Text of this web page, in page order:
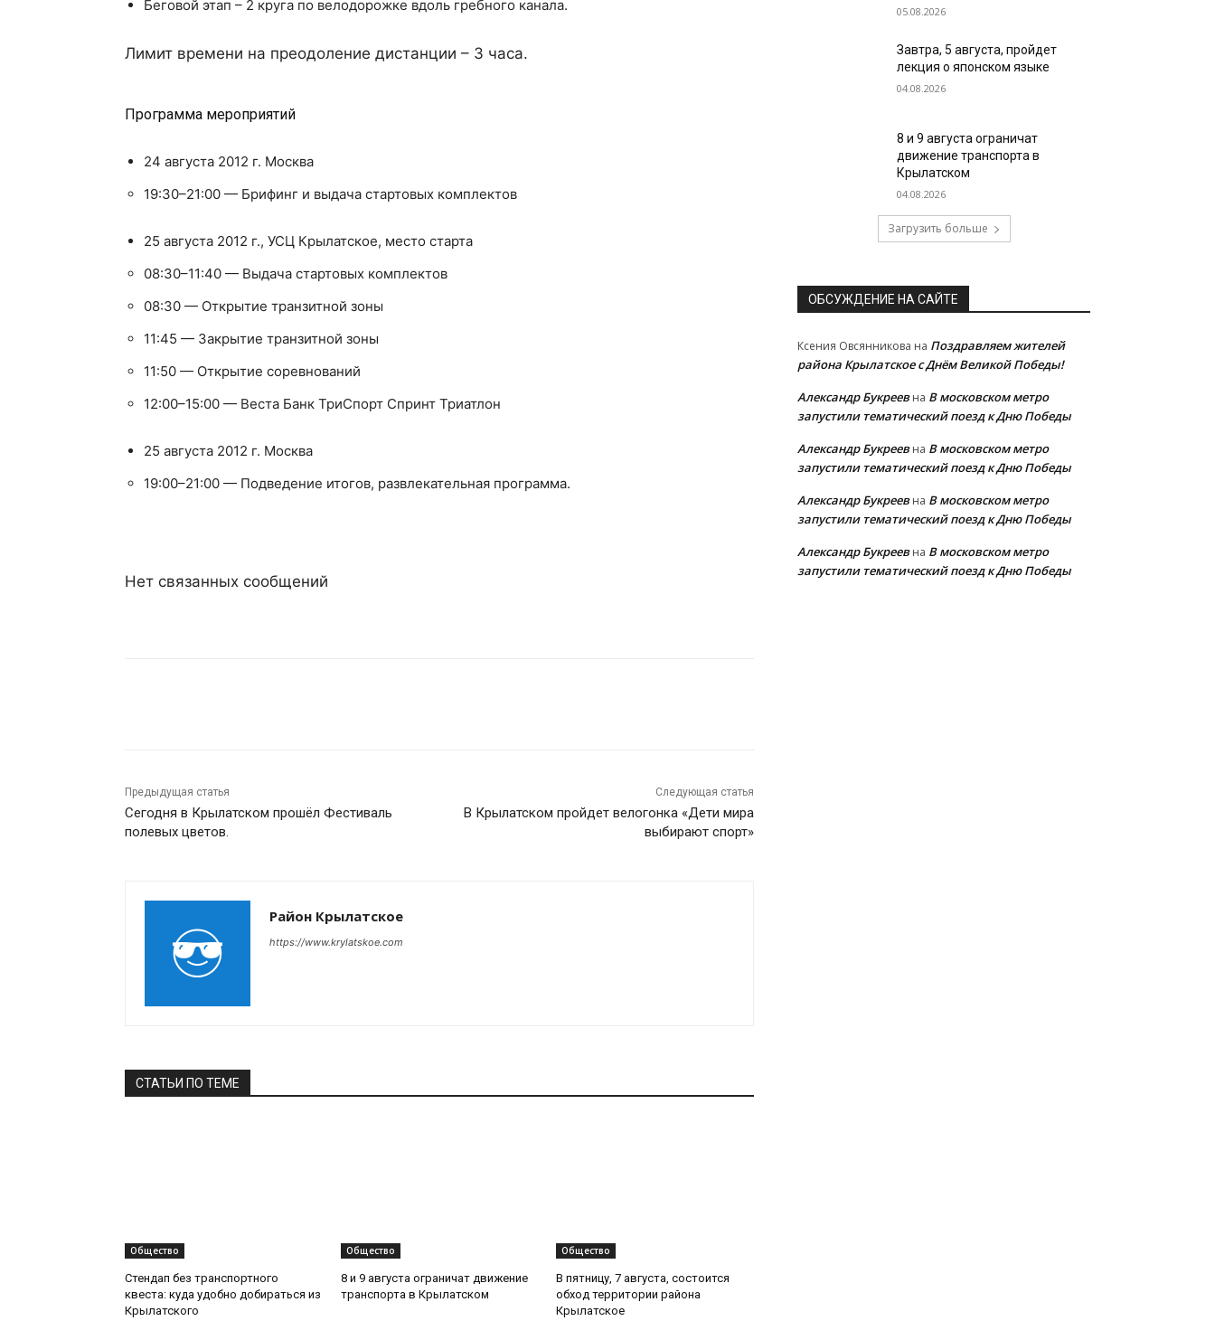
Беговой этап – 2 круга по велодорожке вдоль гребного канала.
Лимит времени на преодоление дистанции – 3 часа.
Программа мероприятий
24 августа 2012 г. Москва
19:30–21:00 — Брифинг и выдача стартовых комплектов
25 августа 2012 г., УСЦ Крылатское, место старта
08:30–11:40 — Выдача стартовых комплектов
08:30 — Открытие транзитной зоны
11:45 — Закрытие транзитной зоны
11:50 — Открытие соревнований
12:00–15:00 — Веста Банк ТриСпорт Спринт Триатлон
25 августа 2012 г. Москва
19:00–21:00 — Подведение итогов, развлекательная программа.
Нет связанных сообщений
Предыдущая статья
Сегодня в Крылатском прошёл Фестиваль
полевых цветов.
Следующая статья
В Крылатском пройдет велогонка «Дети мира
выбирают спорт»
Район Крылатское
https://www.krylatskoe.com
СТАТЬИ ПО ТЕМЕ
Общество
Стендап без транспортного
квеста: куда удобно добираться из
Крылатского
Общество
8 и 9 августа ограничат движение
транспорта в Крылатском
Общество
В пятницу, 7 августа, состоится
обход территории района
Крылатское
05.08.2026
Завтра, 5 августа, пройдет
лекция о японском языке
04.08.2026
8 и 9 августа ограничат
движение транспорта в
Крылатском
04.08.2026
Загрузить больше
ОБСУЖДЕНИЕ НА САЙТЕ
Ксения Овсянникова на Поздравляем жителей
района Крылатское с Днём Великой Победы!
Александр Букреевна В московском метро
запустили тематический поезд к Дню Победы
Александр Букреевна В московском метро
запустили тематический поезд к Дню Победы
Александр Букреевна В московском метро
запустили тематический поезд к Дню Победы
Александр Букреевна В московском метро
запустили тематический поезд к Дню Победы